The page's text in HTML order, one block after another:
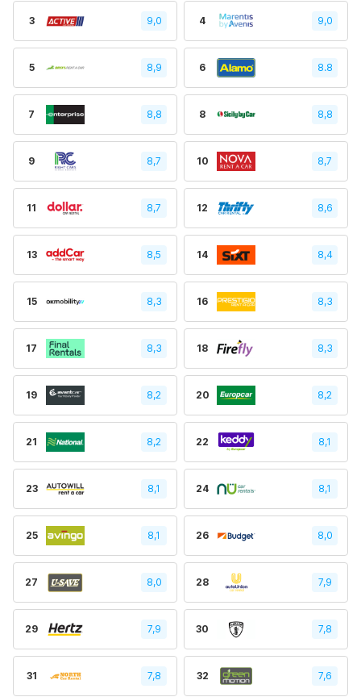
3 9,0 4 9,0
5 8,9 6 8.8
7 8,8 8 8,8
9 8,7 10 8,7
11 8,7 12 8,6
13 8,5 14 8,4
15 8,3 16 8,3
17 8,3 18 8,3
19 8,2 20 8,2
21 8,2 22 8,1
23 8,1 24 8,1
25 8,1 26 8,0
27 8,0 28 7,9
29 7,9 30 7,8
31 7,8 32 7,6